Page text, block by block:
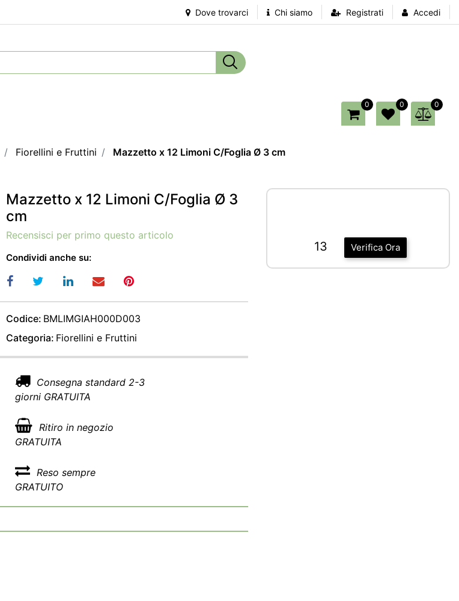
Dove trovarci Chi siamo Registrati Accedi
0 0 0
Fiorellini e Fruttini Mazzetto x 12 Limoni C/Foglia Ø 3 cm
Mazzetto x 12 Limoni C/Foglia Ø 3
cm
Recensisci per primo questo articolo
Condividi anche su:
Codice: BMLIMGIAH000D003
Categoria: Fiorellini e Fruttini
Consegna standard 2-3
giorni GRATUITA
Ritiro in negozio
GRATUITA
Reso sempre
GRATUITO
Verifica Ora
13